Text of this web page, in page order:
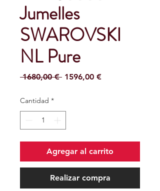
Jumelles
SWAROVSKI
NL Pure
1680,00 € Precio
1596,00 €Precio
Cantidad *
Agregar al carrito
Realizar compra